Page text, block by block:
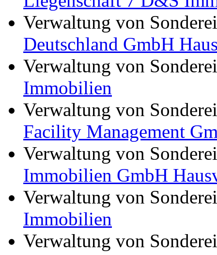
Verwaltung von
Deutschland GmbH
Verwaltung von
Immobilien
Verwaltung von
Facility Management
Verwaltung von
Immobilien GmbH
Verwaltung von
Immobilien
Verwaltung von